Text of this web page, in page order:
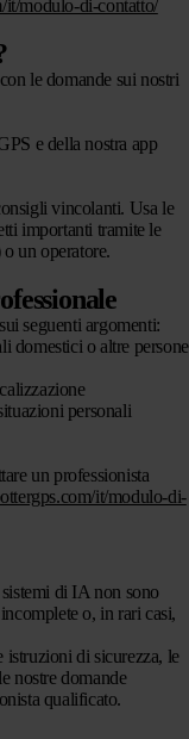
it/modulo-di-contatto/
le domande sui nostri
e della nostra app
vincolanti. Usa le
importanti tramite le
o un operatore.
seguenti argomenti:
domestici o altre persone
personali
un professionista
it/modulo-di-
di IA non sono
o, in rari casi,
di sicurezza, le
nostre domande
qualificato.